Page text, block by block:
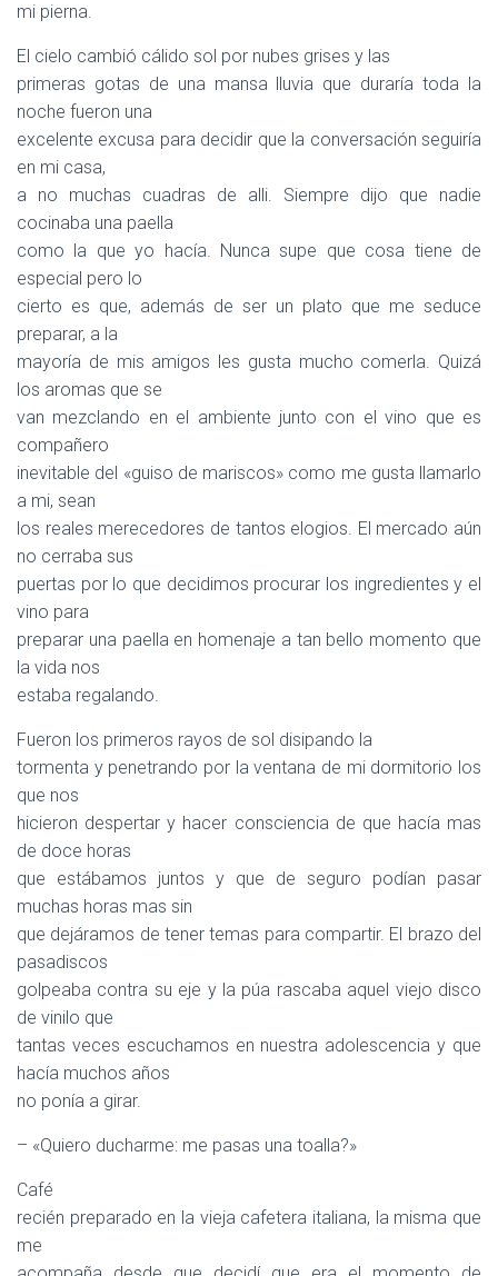
mi pierna.
El cielo cambió cálido sol por nubes grises y las
primeras gotas de una mansa lluvia que duraría toda la
noche fueron una
excelente excusa para decidir que la conversación seguiría
en mi casa,
a no muchas cuadras de alli. Siempre dijo que nadie
cocinaba una paella
como la que yo hacía. Nunca supe que cosa tiene de
especial pero lo
cierto es que, además de ser un plato que me seduce
preparar, a la
mayoría de mis amigos les gusta mucho comerla. Quizá
los aromas que se
van mezclando en el ambiente junto con el vino que es
compañero
inevitable del «guiso de mariscos» como me gusta llamarlo
a mi, sean
los reales merecedores de tantos elogios. El mercado aún
no cerraba sus
puertas por lo que decidimos procurar los ingredientes y el
vino para
preparar una paella en homenaje a tan bello momento que
la vida nos
estaba regalando.
Fueron los primeros rayos de sol disipando la
tormenta y penetrando por la ventana de mi dormitorio los
que nos
hicieron despertar y hacer consciencia de que hacía mas
de doce horas
que estábamos juntos y que de seguro podían pasar
muchas horas mas sin
que dejáramos de tener temas para compartir. El brazo del
pasadiscos
golpeaba contra su eje y la púa rascaba aquel viejo disco
de vinilo que
tantas veces escuchamos en nuestra adolescencia y que
hacía muchos años
no ponía a girar.
– «Quiero ducharme: me pasas una toalla?»
Café
recién preparado en la vieja cafetera italiana, la misma que
me